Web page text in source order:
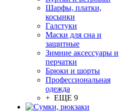
Шарфы, платки,
косынки
Галстуки
Маски для сна и
защитные
Зимние аксессуары и
перчатки
Брюки и шорты
Профессиональная
одежда
+ ЕЩЕ 9